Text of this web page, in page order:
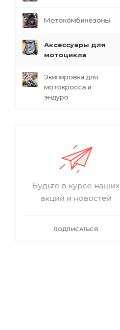
Мотокомбинезоны
Аксессуары для
мотоцикла
Экипировка для
мотокросса и
эндуро
Будьте в курсе наших
акций и новостей
ПОДПИСАТЬСЯ